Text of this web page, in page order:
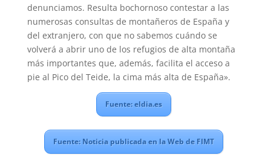
denunciamos. Resulta bochornoso contestar a las
numerosas consultas de montañeros de España y
del extranjero, con que no sabemos cuándo se
volverá a abrir uno de los refugios de alta montaña
más importantes que, además, facilita el acceso a
pie al Pico del Teide, la cima más alta de España».
Fuente: eldia.es
Fuente: Noticia publicada en la Web de FIMT